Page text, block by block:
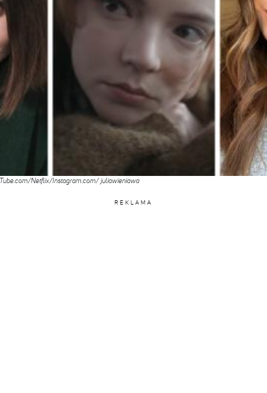
Netflix/Instagram.com/ juliawieniawa
REKLAMA